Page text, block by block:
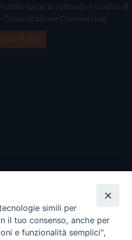
accettando il Codice di
Commerciale
simili per
il tuo consenso, anche per
e funzionalità semplici",